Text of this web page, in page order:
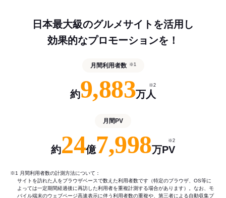
日本最大級のグルメサイトを活用し
効果的なプロモーションを！
月間利用者数 ※1
約9,883万人
※2
月間PV
約24億7,998万PV
※2
※1 月間利用者数の計測方法について：
サイトを訪れた人をブラウザベースで数えた利用者数です（特定のブラウザ、OS等に
よっては一定期間経過後に再訪した利用者を重複計測する場合があります）。なお、モ
バイル端末のウェブページ高速表示に伴う利用者数の重複や、第三者による自動収集プ